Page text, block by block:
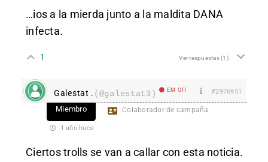
…ios a la mierda junto a la maldita DANA
infecta.
1 Ver respuestas(1)
Galestat . (@galestat3) EM Off #2976951
Miembro Colaborador de campaña
1 año hace
Ciertos trolls se van a callar con esta noticia.